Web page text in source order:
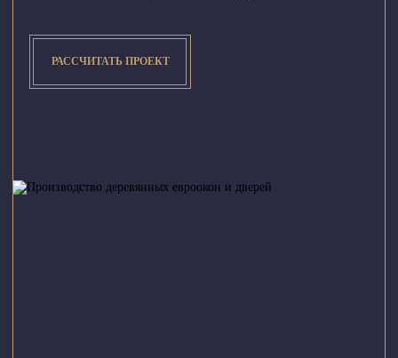
РАССЧИТАТЬ ПРОЕКТ